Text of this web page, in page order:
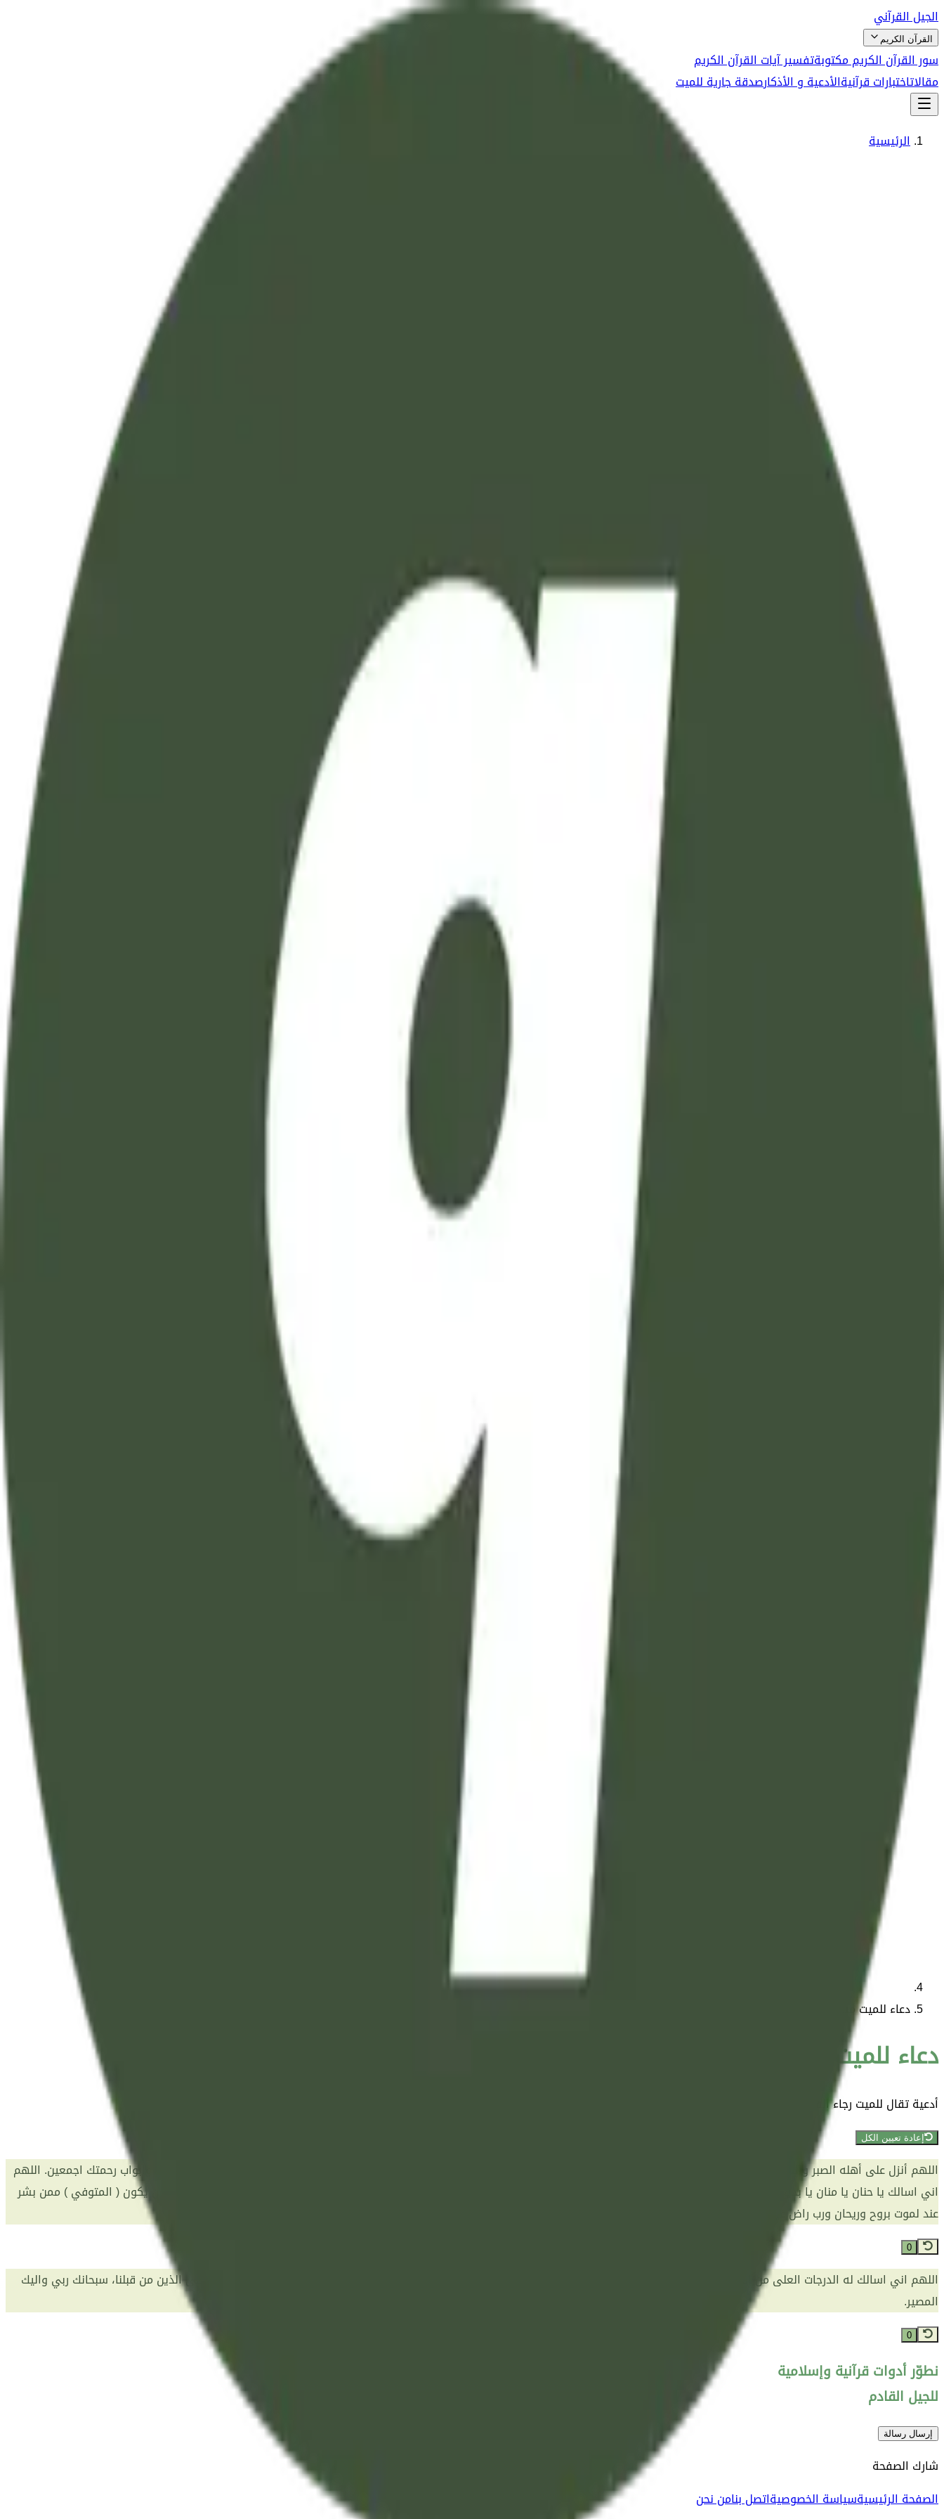
الجيل القرآني
القرآن الكريم
سور القرآن الكريم مكتوبةتفسير آيات القرآن الكريم
مقالاتاختبارات قرآنيةالأدعية و الأذكارصدقة جارية للميت
الرئيسية
دعاء للميت مستجاب
دعاء للميت مستجاب
أدعية تقال للميت رجاء القبول والاستجابة، مع الدعاء لأهله بالصبر والثبات.
إعادة تعيين الكل
اللهم أنزل على أهله الصبر والسلوان، وارضهم بقضائك، اللهم ثبتهم على القول الثابت في الحياة الدنيا، وفي الآخرة، ويوم يقوم الأشهاد اللهم افتح له أبواب جنتك وابواب رحمتك اجمعين. اللهم
اني اسالك يا حنان يا منان يا بديع السموات والأرض يا ذا الجلال والاكرام اللهم اجعل ( المتوفي ) من الذين اذا احسنوا استبشروا اللهم اني اسالك يا ارحم الراحمين ان يكون ( المتوفي ) ممن بشر
عند لموت بروح وريحان ورب راض غير غضبان .
0
اللهم اني اسالك له الدرجات العلى من الجنة، وادخله الجنة، وأسألك له خلاصًا من النار، ربنا لا تؤاخذنا إن نسينا أو أخطأنا، ربنا ولا تحمل علينا إصرًا كما حملته على الذين من قبلنا، سبحانك ربي واليك
المصير.
0
نطوّر أدوات قرآنية وإسلامية
للجيل القادم
إرسال رسالة
شارك الصفحة
الصفحة الرئيسيةسياسة الخصوصيةاتصل بنامن نحن